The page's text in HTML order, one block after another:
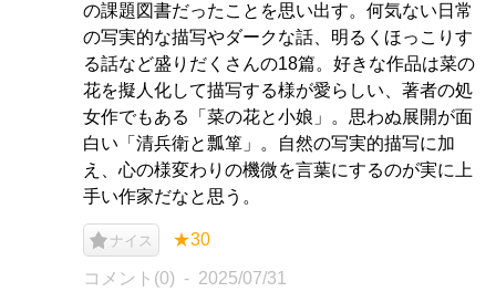
の課題図書だったことを思い出す。何気ない日常
の写実的な描写やダークな話、明るくほっこりす
る話など盛りだくさんの18篇。好きな作品は菜の
花を擬人化して描写する様が愛らしい、著者の処
女作でもある「菜の花と小娘」。思わぬ展開が面
白い「清兵衛と瓢箪」。自然の写実的描写に加
え、心の様変わりの機微を言葉にするのが実に上
手い作家だなと思う。
ナイス ★30
コメント(0) 2025/07/31